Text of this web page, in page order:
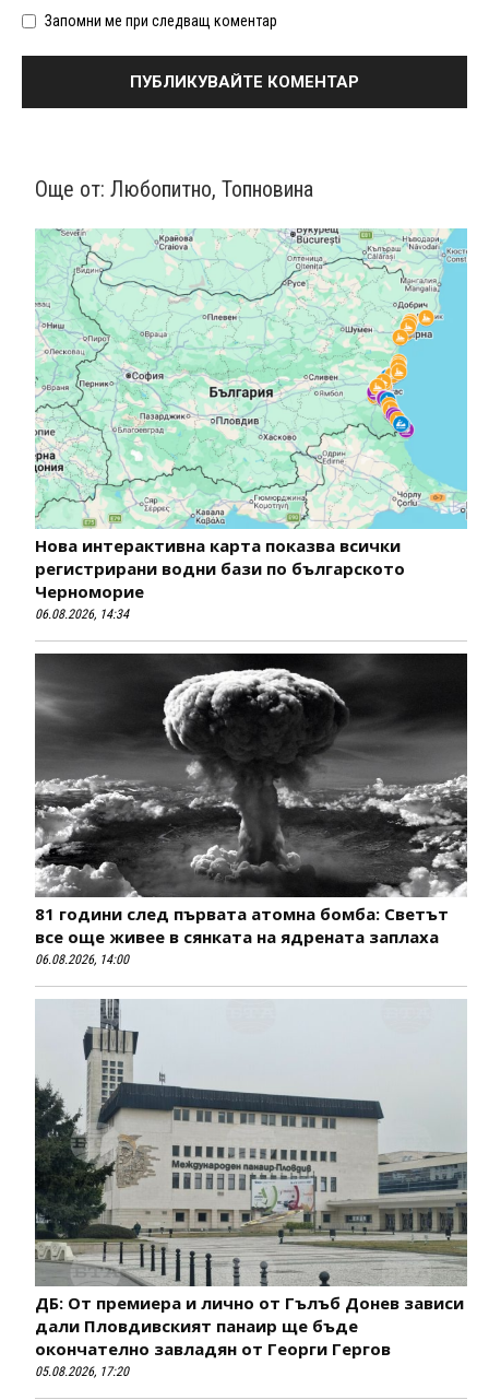
Запомни ме при следващ коментар
Още от: Любопитно, Топновина
Нова интерактивна карта показва всички
регистрирани водни бази по българското
Черноморие
06.08.2026, 14:34
81 години след първата атомна бомба: Светът
все още живее в сянката на ядрената заплаха
06.08.2026, 14:00
ДБ: От премиера и лично от Гълъб Донев зависи
дали Пловдивският панаир ще бъде
окончателно завладян от Георги Гергов
05.08.2026, 17:20